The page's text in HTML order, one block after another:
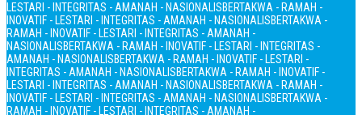
LESTARI - INTEGRITAS - AMANAH - NASIONALISBERTAKWA - RAMAH -
INOVATIF - LESTARI - INTEGRITAS - AMANAH - NASIONALISBERTAKWA -
RAMAH - INOVATIF - LESTARI - INTEGRITAS - AMANAH -
NASIONALISBERTAKWA - RAMAH - INOVATIF - LESTARI - INTEGRITAS -
AMANAH - NASIONALISBERTAKWA - RAMAH - INOVATIF - LESTARI -
INTEGRITAS - AMANAH - NASIONALISBERTAKWA - RAMAH - INOVATIF -
LESTARI - INTEGRITAS - AMANAH - NASIONALISBERTAKWA - RAMAH -
INOVATIF - LESTARI - INTEGRITAS - AMANAH - NASIONALISBERTAKWA -
RAMAH - INOVATIF - LESTARI - INTEGRITAS - AMANAH -